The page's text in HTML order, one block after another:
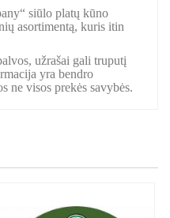
siūlo platų kūno
asortimentą, kuris itin
užrašai gali truputį
yra bendro
ne visos prekės savybės.